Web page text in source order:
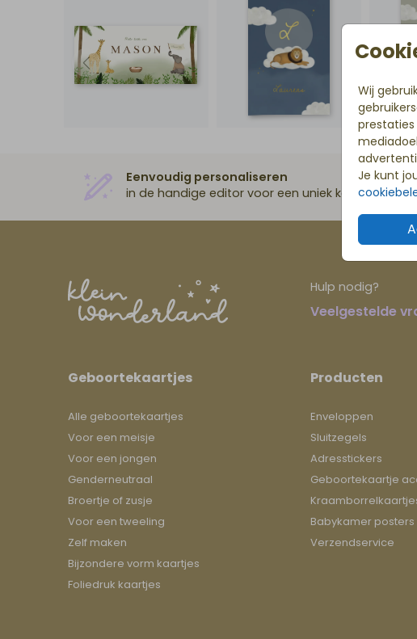
Wij
Je kunt
Eenvoudig personaliseren
in de handige editor voor een uniek kaartje
Hulp nodig?
Veelgestelde
Geboortekaartjes
Alle geboortekaartjes
Voor een meisje
Voor een jongen
Genderneutraal
Broertje of zusje
Voor een tweeling
Zelf maken
Bijzondere vorm kaartjes
Foliedruk kaartjes
Producten
Enveloppen
Sluitzegels
Adresstickers
Geboortekaartje
Babykamer posters
Verzendservice